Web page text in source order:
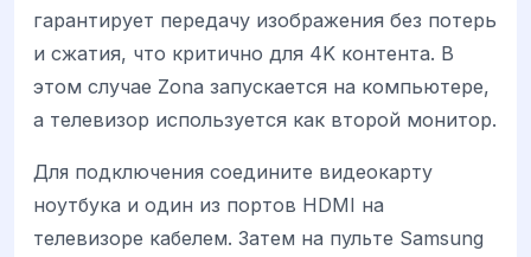
гарантирует передачу изображения без потерь
и сжатия, что критично для 4K контента. В
этом случае Zona запускается на компьютере,
а телевизор используется как второй монитор.
Для подключения соедините видеокарту
ноутбука и один из портов HDMI на
телевизоре кабелем. Затем на пульте Samsung